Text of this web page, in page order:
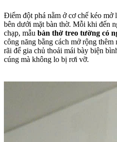
Điểm đột phá nằm ở cơ chế kéo mở
bên dưới mặt bàn thờ. Mỗi khi đến
chạp, mẫu bàn thờ treo tường có
công năng bằng cách mở rộng
rãi để gia chủ thoải mái bày biện
cúng mà không lo bị rơi vỡ.